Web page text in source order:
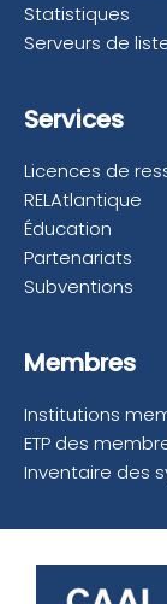
Statistiques
Serveurs de
Services
Licences de
RELAtlantique
Éducation
Partenariats
Subventions
Membres
Institutions
ETP des
Inventaire des